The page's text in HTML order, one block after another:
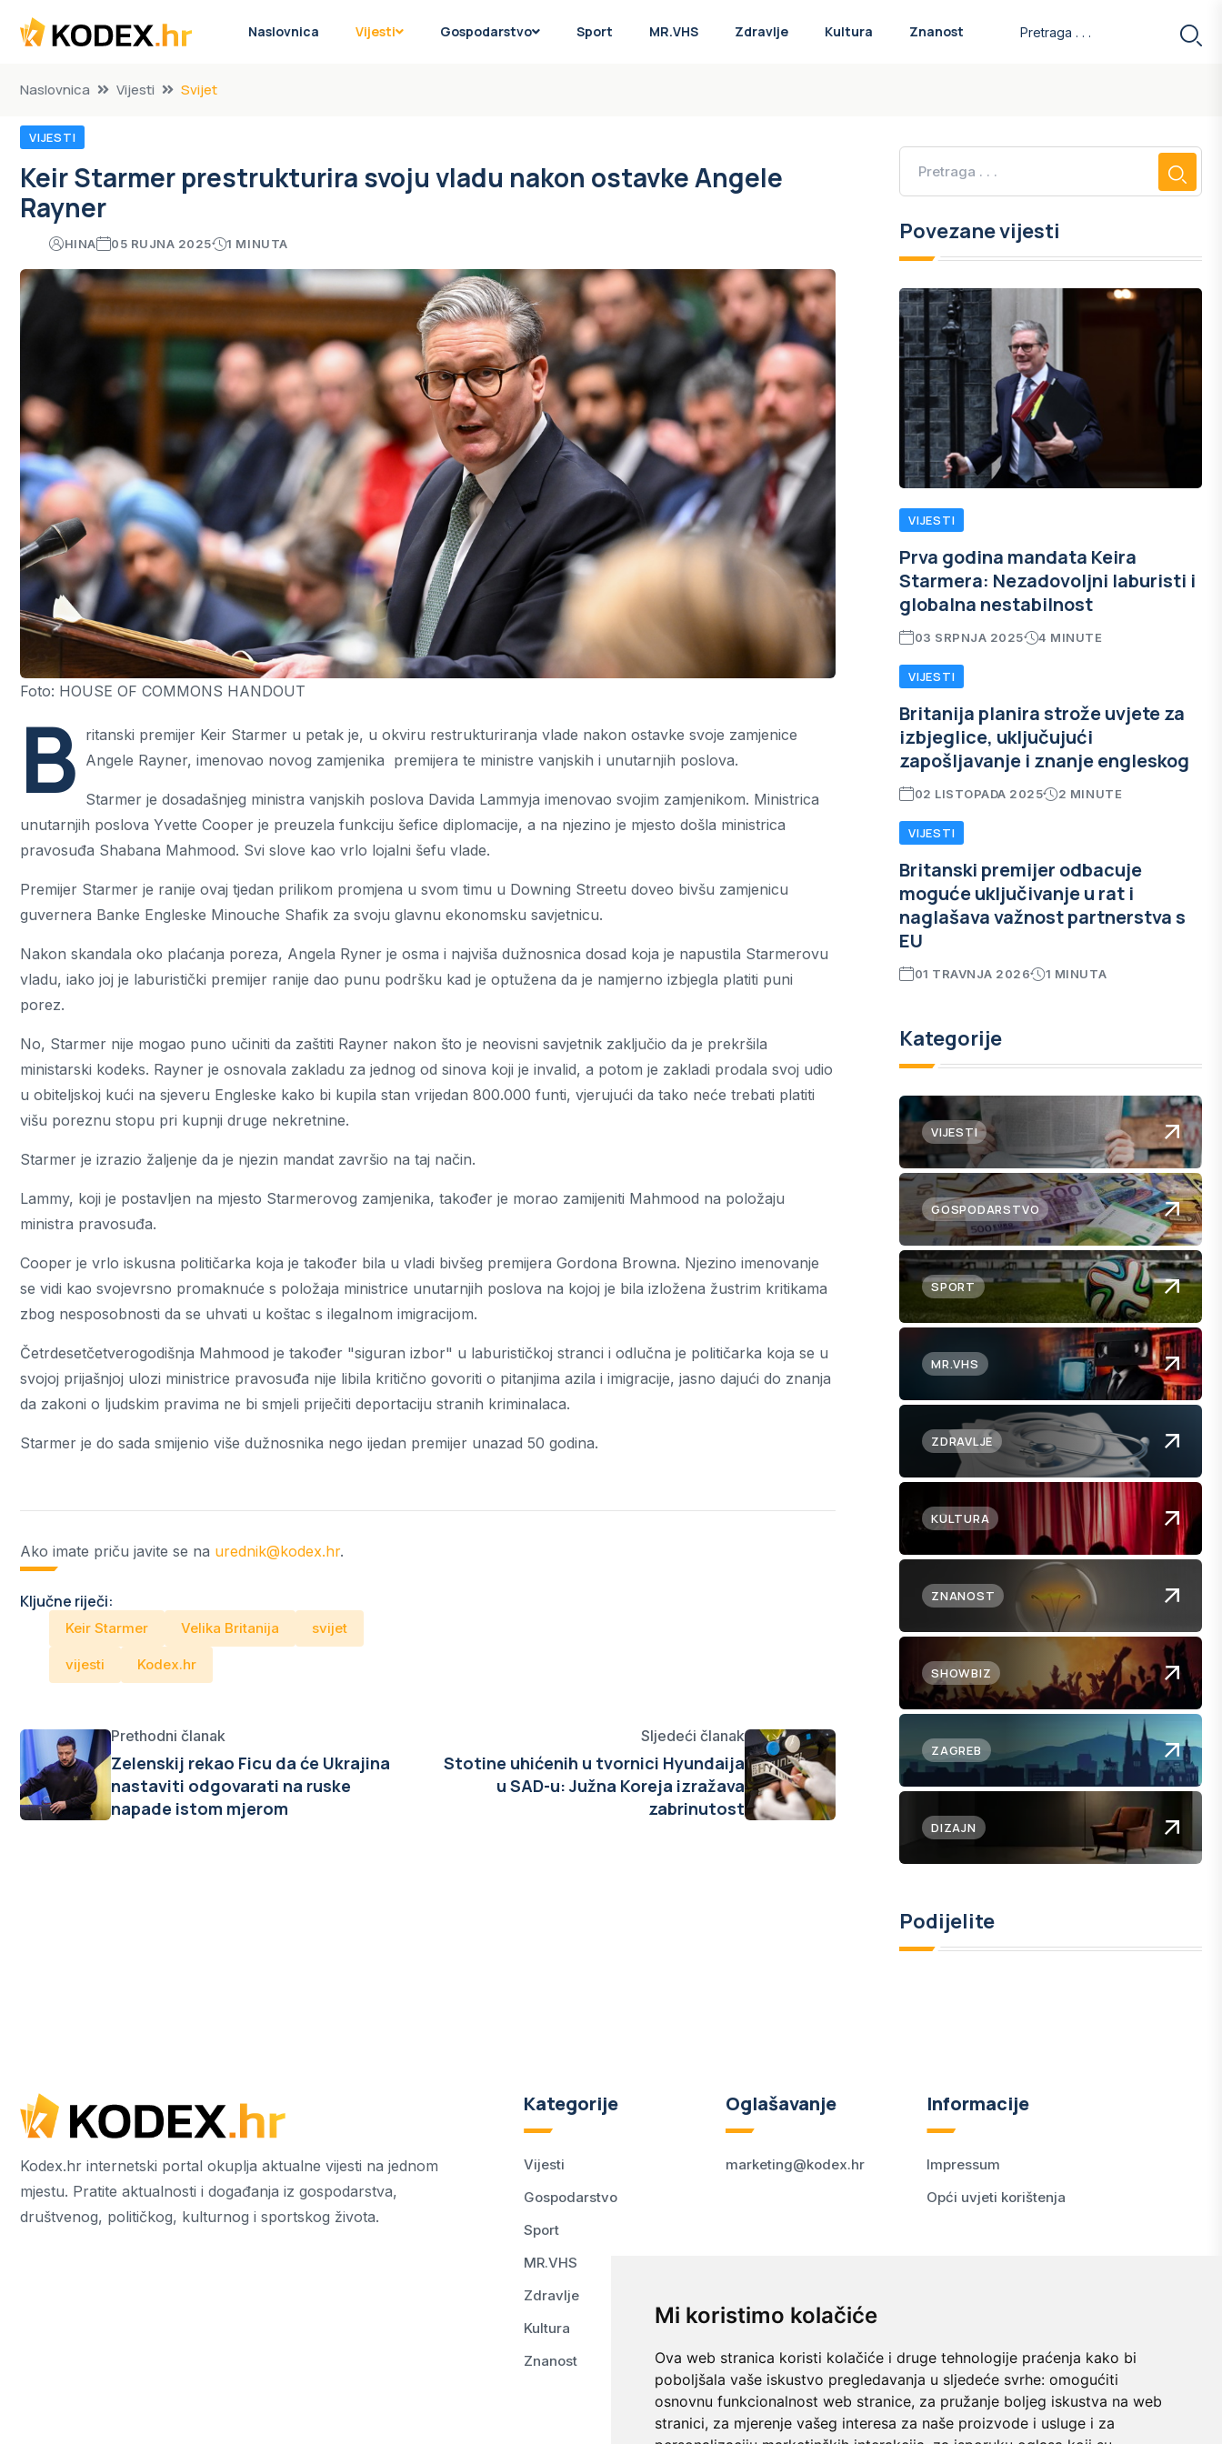
Mi koristimo kolačiće
Ova web stranica koristi kolačiće i druge tehnologije praćenja kako bi
poboljšala vaše iskustvo pregledavanja u sljedeće svrhe: omogućiti
osnovnu funkcionalnost web stranice, za pružanje boljeg iskustva na web
stranici, za mjerenje vašeg interesa za naše proizvode i usluge i za
Naslovnica Vijesti Gospodarstvo Sport MR.VHS Zdravlje Kultura Znanost
Naslovnica Vijesti Svijet
VIJESTI
Keir Starmer prestrukturira svoju vladu nakon ostavke Angele
Rayner
HINA 05 RUJNA 2025 1 MINUTA
Foto: HOUSE OF COMMONS HANDOUT
B ritanski premijer Keir Starmer u petak je, u okviru restrukturiranja vlade nakon ostavke svoje zamjenice
Angele Rayner, imenovao novog zamjenika premijera te ministre vanjskih i unutarnjih poslova.
Starmer je dosadašnjeg ministra vanjskih poslova Davida Lammyja imenovao svojim zamjenikom. Ministrica
unutarnjih poslova Yvette Cooper je preuzela funkciju šefice diplomacije, a na njezino je mjesto došla ministrica
pravosuđa Shabana Mahmood. Svi slove kao vrlo lojalni šefu vlade.
Premijer Starmer je ranije ovaj tjedan prilikom promjena u svom timu u Downing Streetu doveo bivšu zamjenicu
guvernera Banke Engleske Minouche Shafik za svoju glavnu ekonomsku savjetnicu.
Nakon skandala oko plaćanja poreza, Angela Ryner je osma i najviša dužnosnica dosad koja je napustila Starmerovu
vladu, iako joj je laburistički premijer ranije dao punu podršku kad je optužena da je namjerno izbjegla platiti puni
porez.
No, Starmer nije mogao puno učiniti da zaštiti Rayner nakon što je neovisni savjetnik zaključio da je prekršila
ministarski kodeks. Rayner je osnovala zakladu za jednog od sinova koji je invalid, a potom je zakladi prodala svoj udio
u obiteljskoj kući na sjeveru Engleske kako bi kupila stan vrijedan 800.000 funti, vjerujući da tako neće trebati platiti
višu poreznu stopu pri kupnji druge nekretnine.
Starmer je izrazio žaljenje da je njezin mandat završio na taj način.
Lammy, koji je postavljen na mjesto Starmerovog zamjenika, također je morao zamijeniti Mahmood na položaju
ministra pravosuđa.
Cooper je vrlo iskusna političarka koja je također bila u vladi bivšeg premijera Gordona Browna. Njezino imenovanje
se vidi kao svojevrsno promaknuće s položaja ministrice unutarnjih poslova na kojoj je bila izložena žustrim kritikama
zbog nesposobnosti da se uhvati u koštac s ilegalnom imigracijom.
Četrdesetčetverogodišnja Mahmood je također "siguran izbor" u laburističkoj stranci i odlučna je političarka koja se u
svojoj prijašnjoj ulozi ministrice pravosuđa nije libila kritično govoriti o pitanjima azila i imigracije, jasno dajući do znanja
da zakoni o ljudskim pravima ne bi smjeli priječiti deportaciju stranih kriminalaca.
Starmer je do sada smijenio više dužnosnika nego ijedan premijer unazad 50 godina.
Ako imate priču javite se na urednik@kodex.hr.
Ključne riječi:
Keir Starmer Velika Britanija svijet
vijesti Kodex.hr
Prethodni članak
Zelenskij rekao Ficu da će Ukrajina
nastaviti odgovarati na ruske
napade istom mjerom
Sljedeći članak
Stotine uhićenih u tvornici Hyundaija
u SAD-u: Južna Koreja izražava
zabrinutost
Povezane vijesti
VIJESTI
Prva godina mandata Keira
Starmera: Nezadovoljni laburisti i
globalna nestabilnost
03 SRPNJA 2025 4 MINUTE
VIJESTI
Britanija planira strože uvjete za
izbjeglice, uključujući
zapošljavanje i znanje engleskog
02 LISTOPADA 2025 2 MINUTE
VIJESTI
Britanski premijer odbacuje
moguće uključivanje u rat i
naglašava važnost partnerstva s
EU
01 TRAVNJA 2026 1 MINUTA
Kategorije
VIJESTI
GOSPODARSTVO
SPORT
MR.VHS
ZDRAVLJE
KULTURA
ZNANOST
SHOWBIZ
ZAGREB
DIZAJN
Podijelite
Kodex.hr internetski portal okuplja aktualne vijesti na jednom
mjestu. Pratite aktualnosti i događanja iz gospodarstva,
društvenog, političkog, kulturnog i sportskog života.
Kategorije
Vijesti
Gospodarstvo
Sport
MR.VHS
Zdravlje
Kultura
Znanost
Oglašavanje
marketing@kodex.hr
Informacije
Impressum
Opći uvjeti korištenja